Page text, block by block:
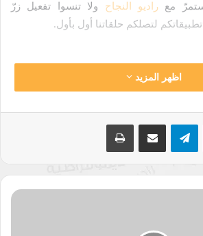
مع راديو النجاح ولا تنسوا تفعيل زرّ
لتصلكم حلقاتنا أول بأول.
اظهر المزيد
واتساب تيلقرام مشاركة عبر البريد طباعة